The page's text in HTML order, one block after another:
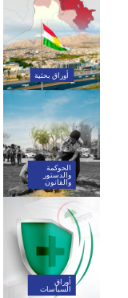
أوراق بحثية
الحوكمة
والدستور
والقانون
أوراق
السياسات